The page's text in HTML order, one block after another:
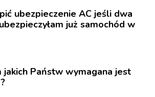
ubezpieczenie AC jeśli dwa
już samochód w
Państw wymagana jest